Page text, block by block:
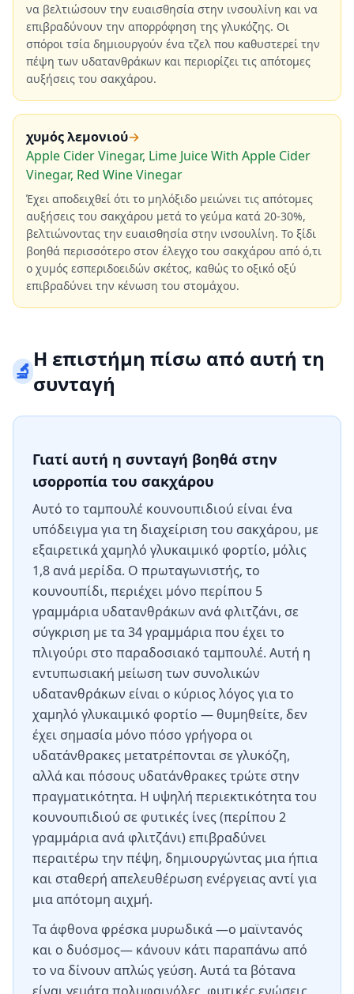
να βελτιώσουν την ευαισθησία στην ινσουλίνη και να
επιβραδύνουν την απορρόφηση της γλυκόζης. Οι
σπόροι τσία δημιουργούν ένα τζελ που καθυστερεί την
πέψη των υδατανθράκων και περιορίζει τις απότομες
αυξήσεις του σακχάρου.
χυμός λεμονιού→
Apple Cider Vinegar, Lime Juice With Apple Cider
Vinegar, Red Wine Vinegar
Έχει αποδειχθεί ότι το μηλόξιδο μειώνει τις απότομες
αυξήσεις του σακχάρου μετά το γεύμα κατά 20-30%,
βελτιώνοντας την ευαισθησία στην ινσουλίνη. Το ξίδι
βοηθά περισσότερο στον έλεγχο του σακχάρου από ό,τι
ο χυμός εσπεριδοειδών σκέτος, καθώς το οξικό οξύ
επιβραδύνει την κένωση του στομάχου.
🔬Η επιστήμη πίσω από αυτή τη
συνταγή
Γιατί αυτή η συνταγή βοηθά στην
ισορροπία του σακχάρου
Αυτό το ταμπουλέ κουνουπιδιού είναι ένα
υπόδειγμα για τη διαχείριση του σακχάρου, με
εξαιρετικά χαμηλό γλυκαιμικό φορτίο, μόλις
1,8 ανά μερίδα. Ο πρωταγωνιστής, το
κουνουπίδι, περιέχει μόνο περίπου 5
γραμμάρια υδατανθράκων ανά φλιτζάνι, σε
σύγκριση με τα 34 γραμμάρια που έχει το
πλιγούρι στο παραδοσιακό ταμπουλέ. Αυτή η
εντυπωσιακή μείωση των συνολικών
υδατανθράκων είναι ο κύριος λόγος για το
χαμηλό γλυκαιμικό φορτίο — θυμηθείτε, δεν
έχει σημασία μόνο πόσο γρήγορα οι
υδατάνθρακες μετατρέπονται σε γλυκόζη,
αλλά και πόσους υδατάνθρακες τρώτε στην
πραγματικότητα. Η υψηλή περιεκτικότητα του
κουνουπιδιού σε φυτικές ίνες (περίπου 2
γραμμάρια ανά φλιτζάνι) επιβραδύνει
περαιτέρω την πέψη, δημιουργώντας μια ήπια
και σταθερή απελευθέρωση ενέργειας αντί για
μια απότομη αιχμή.
Τα άφθονα φρέσκα μυρωδικά —ο μαϊντανός
και ο δυόσμος— κάνουν κάτι παραπάνω από
το να δίνουν απλώς γεύση. Αυτά τα βότανα